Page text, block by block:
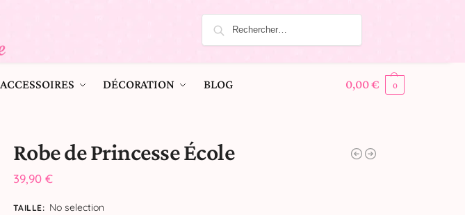
ACCESSOIRES DÉCORATION BLOG 0,00€ 0
Robe de Princesse École
39,90 €
TAILLE: No selection